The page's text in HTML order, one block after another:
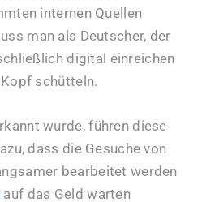
internen Quellen
man als Deutscher, der
digital einreichen
schütteln.
wurde, führen diese
dass die Gesuche von
bearbeitet werden
auf das Geld warten